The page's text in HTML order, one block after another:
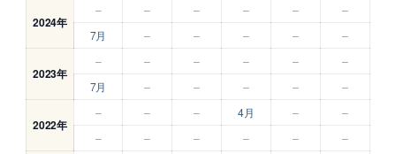
2024年
– – – – –
–
7月
– – – – –
2023年
– – – – –
–
7月
– – – – –
2022年
– – – 4月 –
–
–
– – – – –